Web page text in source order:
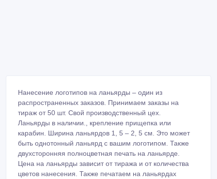
Нанесение логотипов на ланьярды – один из
распространенных заказов. Принимаем заказы на
тираж от 50 шт. Свой производственный цех.
Ланьярды в наличии., крепление прищепка или
карабин. Ширина ланьярдов 1, 5 – 2, 5 см. Это может
быть однотонный ланьярд с вашим логотипом. Также
двухсторонняя полноцветная печать на ланьярде.
Цена на ланьярды зависит от тиража и от количества